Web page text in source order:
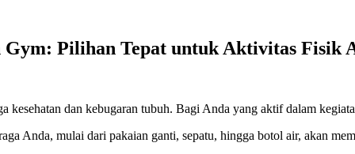
Gym: Pilihan Tepat untuk Aktivitas Fisik
kesehatan dan kebugaran tubuh. Bagi Anda yang aktif dalam
Anda, mulai dari pakaian ganti, sepatu, hingga botol air, akan